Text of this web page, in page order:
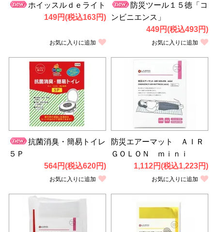
ホイッスルｄｅライト
149円(税込163円)
お気に入りに追加
防災ツール１５徳「コ
ンビニエンス」
449円(税込493円)
お気に入りに追加
抗菌消臭・簡易トイレ
５Ｐ
564円(税込620円)
お気に入りに追加
防災エアーマット ＡＩＲ
ＧＯＬＯＮ ｍｉｎｉ
1,112円(税込1,223円)
お気に入りに追加